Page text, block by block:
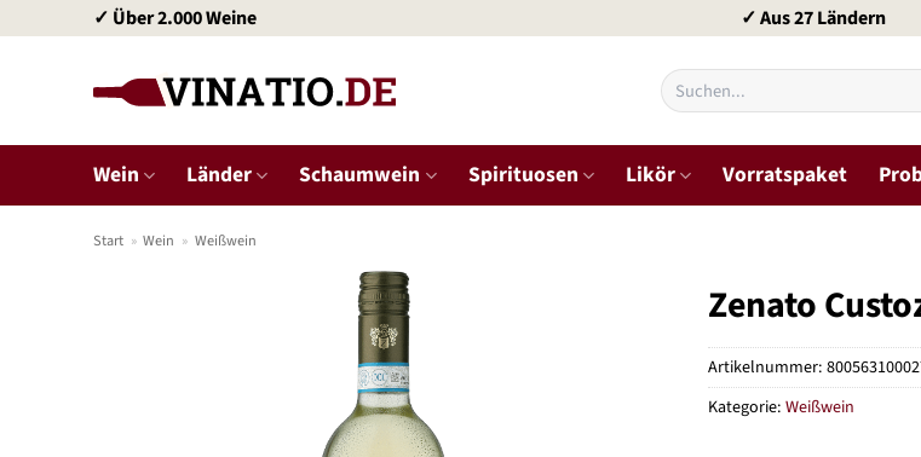
✓ Über 2.000 Weine ✓ Aus 27 Ländern
Suchen
nach:
Wein Länder Schaumwein Spirituosen Likör Vorratspaket
Start » Wein » Weißwein
Zenato
Artikelnummer:
Kategorie:Weißwein